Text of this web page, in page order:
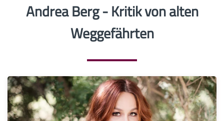
Andrea Berg - Kritik von alten
Weggefährten